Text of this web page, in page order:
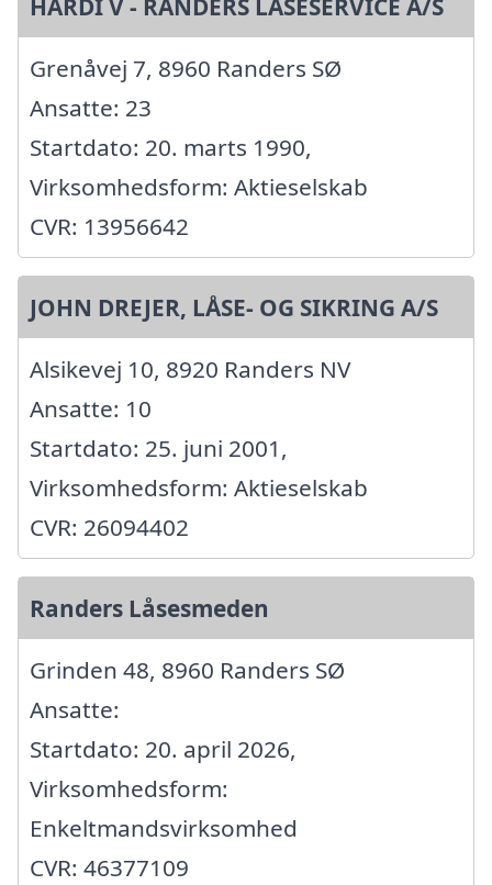
HARDI V - RANDERS LÅSESERVICE A/S
Grenåvej 7, 8960 Randers SØ
Ansatte: 23
Startdato: 20. marts 1990,
Virksomhedsform: Aktieselskab
CVR: 13956642
JOHN DREJER, LÅSE- OG SIKRING A/S
Alsikevej 10, 8920 Randers NV
Ansatte: 10
Startdato: 25. juni 2001,
Virksomhedsform: Aktieselskab
CVR: 26094402
Randers Låsesmeden
Grinden 48, 8960 Randers SØ
Ansatte:
Startdato: 20. april 2026,
Virksomhedsform:
Enkeltmandsvirksomhed
CVR: 46377109